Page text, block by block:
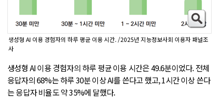
생성형 AI 이용 경험자의 하루 평균 이용 시간. /2025년 지능정보사회 이용자 패널조
사
생성형 AI 이용 경험자의 하루 평균 이용 시간은 49.6분이었다. 전체
응답자의 68%는 하루 30분 이상 AI를 쓴다고 했고, 1시간 이상 쓴다
는 응답자 비율도 약 35%에 달했다.